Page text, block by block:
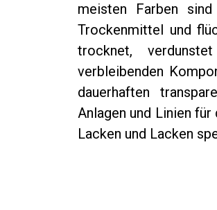
meisten Farben
Trockenmittel und
trocknet,
verbleibenden
dauerhaften
Anlagen und Linien
Lacken und Lacken